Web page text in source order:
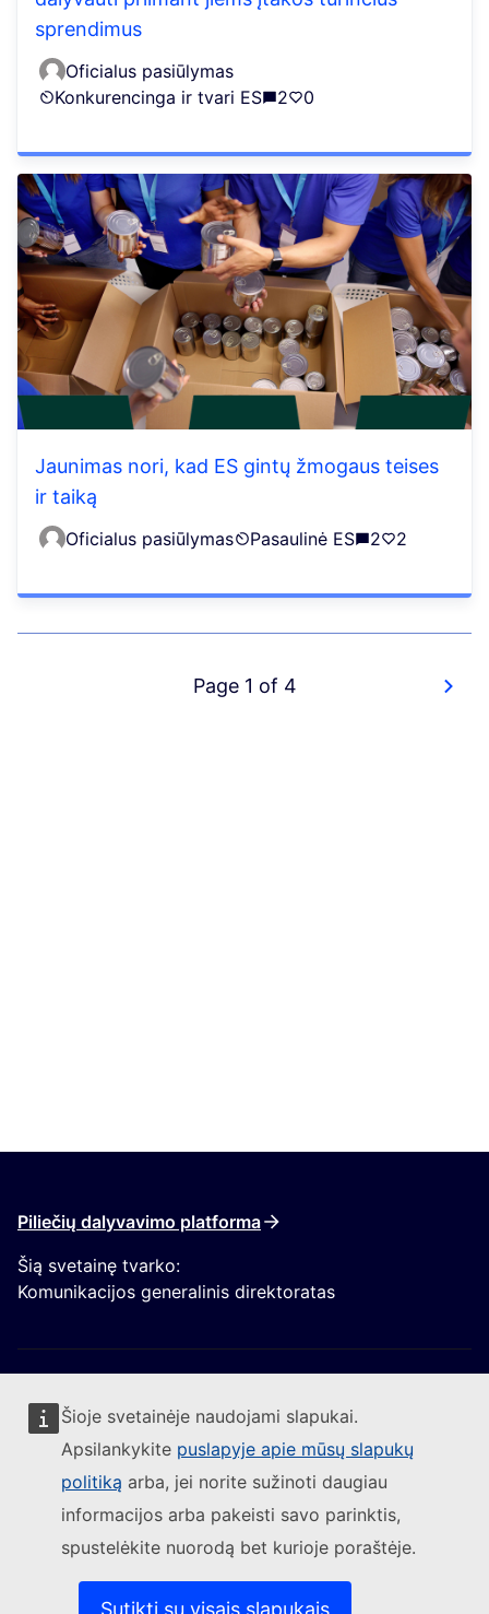
Šioje svetainėje naudojami slapukai.
Apsilankykite puslapyje apie mūsų slapukų
politiką arba, jei norite sužinoti daugiau
informacijos arba pakeisti savo parinktis,
spustelėkite nuorodą bet kurioje poraštėje.
Sutikti su visais slapukais
sprendimus
Oficialus pasiūlymas
Konkurencinga ir tvari ES
2 0
Jaunimas nori, kad ES gintų žmogaus teises
ir taiką
Oficialus pasiūlymas Pasaulinė ES 2 2
Page 1 of 4
Piliečių dalyvavimo platforma
Šią svetainę tvarko:
Komunikacijos generalinis direktoratas
Sekite Europos Komisijos naujienas
Susisiekite su mumis(Išorės nuoroda)
Pranešti apie IT pažeidžiamumą(Išorės nuoroda)
Kalbos mūsų interneto svetainėse(Išorės nuoroda)
(Išorės nuoroda)